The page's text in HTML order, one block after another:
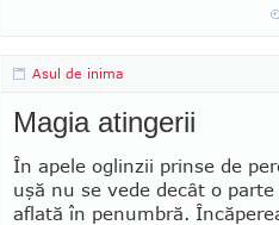
Asul de inima
Magia atingerii
În apele oglinzii prinse de
uşă nu se vede decât o
aflată în penumbră.